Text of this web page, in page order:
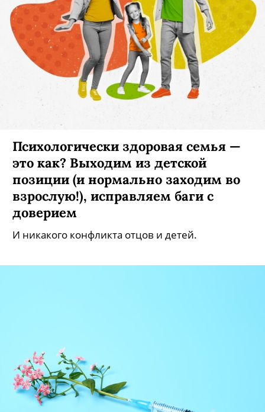
Психологически здоровая семья —
это как? Выходим из детской
позиции (и нормально заходим во
взрослую!), исправляем баги с
доверием
И никакого конфликта отцов и детей.